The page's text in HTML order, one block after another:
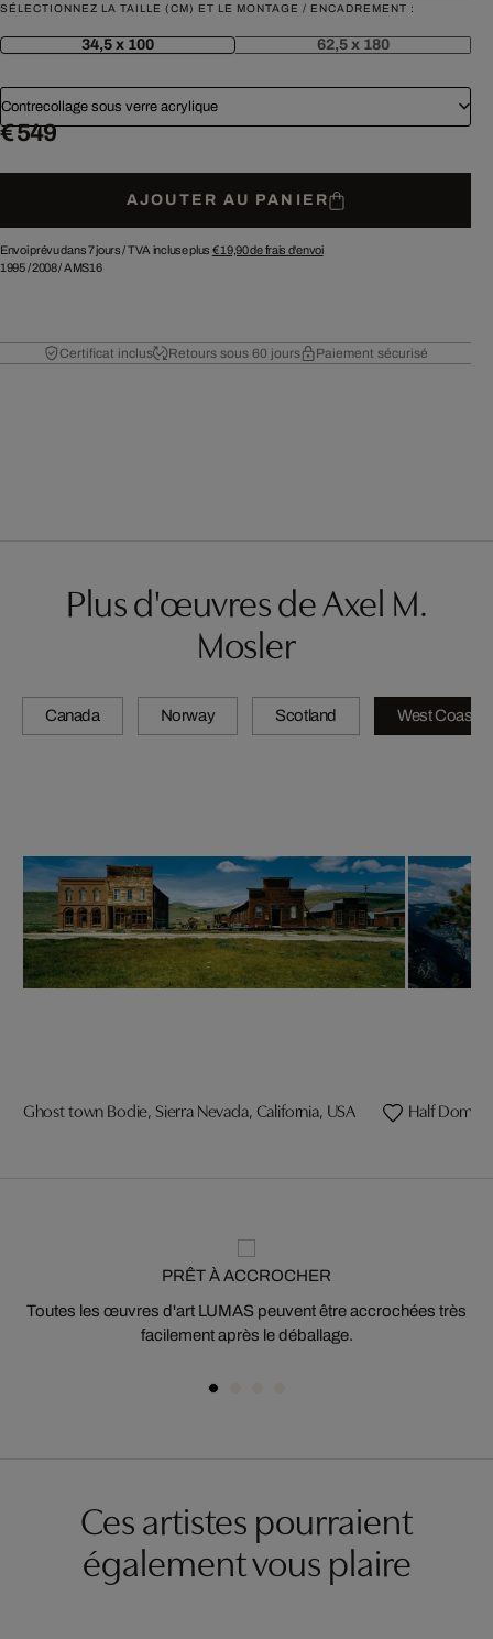
SÉLECTIONNEZ LA TAILLE (CM) ET LE MONTAGE / ENCADREMENT :
34,5 x 100 62,5 x 180
Contrecollage sous verre acrylique
€ 549
AJOUTER AU PANIER
Envoi prévu dans 7 jours /TVA incluse plus € 19,90de frais d'envoi
1995/2008/AMS16
Certificat inclus Retours sous 60 jours Paiement sécurisé
Plus d'œuvres de Axel M.
Mosler
Canada Norway Scotland West Coast
Ghost town Bodie, Sierra Nevada, California, USA Half Dome,
PRÊT À ACCROCHER
Toutes les œuvres d'art LUMAS peuvent être accrochées très
facilement après le déballage.
Ces artistes pourraient
également vous plaire